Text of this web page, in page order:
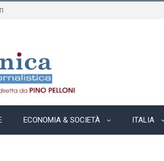
ECONOMIA & SOCIETÀ ITALIA